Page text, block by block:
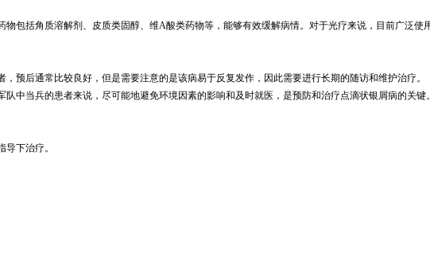
包括角质溶解剂、皮质类固醇、维A酸类药物等，能够有效缓解病情。对于光疗来说，目前广泛
预后通常比较良好，但是需要注意的是该病易于反复发作，因此需要进行长期的随访和维护治疗。
中当兵的患者来说，尽可能地避免环境因素的影响和及时就医，是预防和治疗点滴状银屑病的关键。
下治疗。